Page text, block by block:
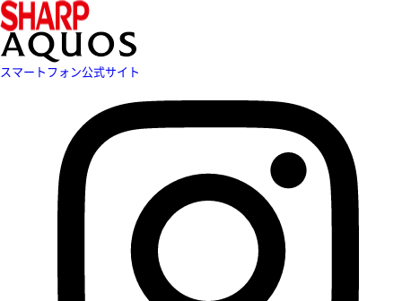
スマートフォン公式サイト